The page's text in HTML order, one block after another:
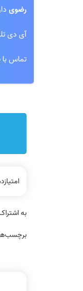
رضوی
آی دی
تماس با